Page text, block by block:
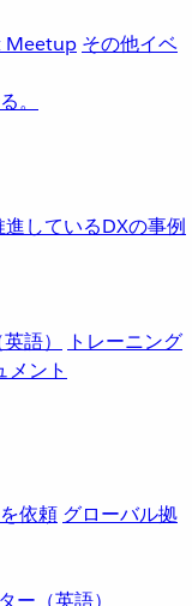
Meetup その他イベ
しているDXの事例
語）
トレーニング
メント
依頼 グローバル拠
ー（英語）